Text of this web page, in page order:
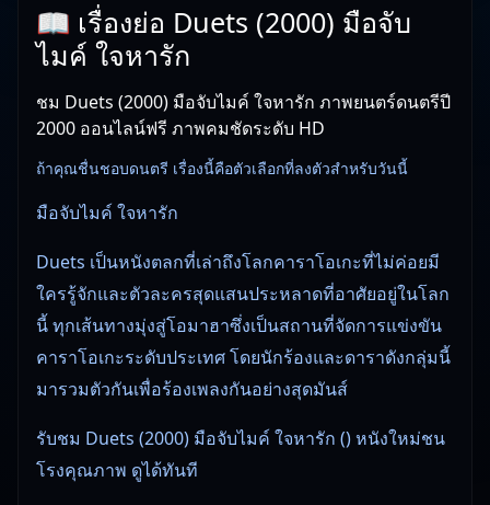
📖 เรื่องย่อ Duets (2000) มือจับ
ไมค์ ใจหารัก
ชม Duets (2000) มือจับไมค์ ใจหารัก ภาพยนตร์ดนตรีปี
2000 ออนไลน์ฟรี ภาพคมชัดระดับ HD
ถ้าคุณชื่นชอบดนตรี เรื่องนี้คือตัวเลือกที่ลงตัวสำหรับวันนี้
มือจับไมค์ ใจหารัก
Duets เป็นหนังตลกที่เล่าถึงโลกคาราโอเกะที่ไม่ค่อยมี
ใครรู้จักและตัวละครสุดแสนประหลาดที่อาศัยอยู่ในโลก
นี้ ทุกเส้นทางมุ่งสู่โอมาฮาซึ่งเป็นสถานที่จัดการแข่งขัน
คาราโอเกะระดับประเทศ โดยนักร้องและดาราดังกลุ่มนี้
มารวมตัวกันเพื่อร้องเพลงกันอย่างสุดมันส์
รับชม Duets (2000) มือจับไมค์ ใจหารัก () หนังใหม่ชน
โรงคุณภาพ ดูได้ทันที